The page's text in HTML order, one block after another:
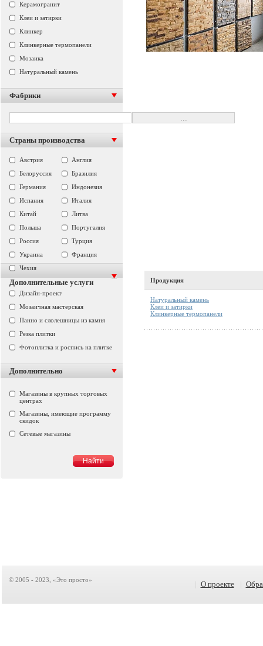
Продукция
Натуральный камень
Клеи и затирки
Клинкерные термопанели
Керамогранит
Клеи и затирки
Клинкер
Клинкерные термопанели
Мозаика
Натуральный камень
Фабрики
Страны производства
Австрия
Англия
Белоруссия
Бразилия
Германия
Индонезия
Испания
Италия
Китай
Литва
Польша
Португалия
Россия
Турция
Украина
Франция
Чехия
Дополнительные услуги
Дизайн-проект
Мозаичная мастерская
Панно и слолешницы из камня
Резка плитки
Фотоплитка и роспись на плитке
Дополнительно
Магазины в крупных торговых
центрах
Магазины, имеющие программу
скидок
Сетевые магазины
© 2005 - 2023, «Это просто» О проекте